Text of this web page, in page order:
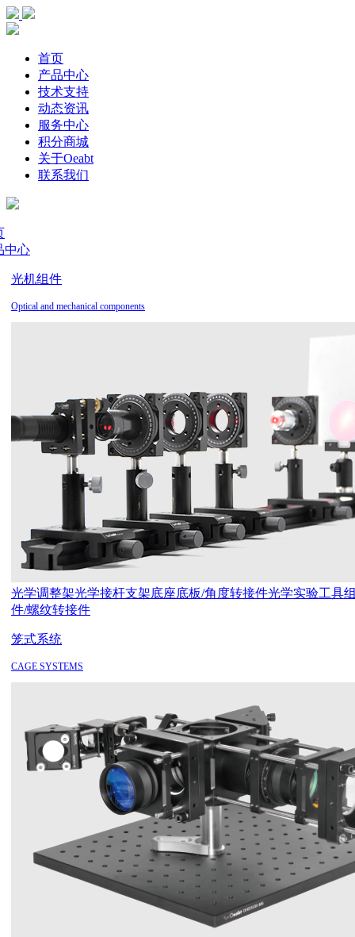
首页
产品中心
技术支持
动态资讯
服务中心
积分商城
关于Oeabt
联系我们
中心
光机组件
Optical and mechanical components
光学调整架光学接杆支架底座底板/角度转接件光学实验工具
件/螺纹转接件
笼式系统
CAGE SYSTEMS